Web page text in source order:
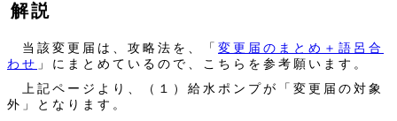
解説
当該変更届は、攻略法を、「 変更届のまとめ＋語呂合
わせ 」にまとめているので、こちらを参考願います。
上記ページより、（１）給水ポンプが「変更届の対象
外」となります。